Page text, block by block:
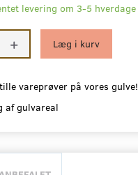
levering om 3-5 hverdage
Læg i kurv
vareprøver på vores gulve!
af gulvareal